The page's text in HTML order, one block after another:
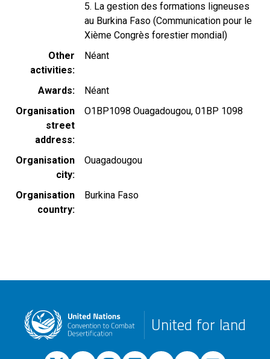
5. La gestion des formations ligneuses
au Burkina Faso (Communication pour le
Xième Congrès forestier mondial)
Other
activities
Néant
Awards
Néant
Organisation
street
address
O1BP1098 Ouagadougou, 01BP 1098
Organisation
city
Ouagadougou
Organisation
country
Burkina Faso
United for land